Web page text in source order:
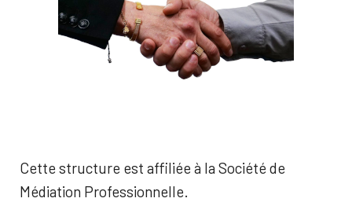
Cette structure est affiliée à la Société de
Médiation Professionnelle.